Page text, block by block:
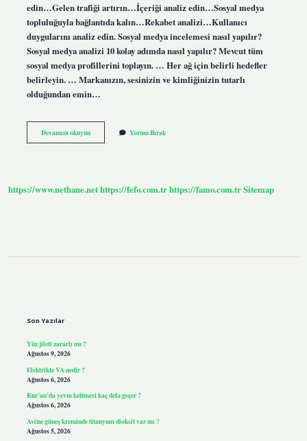
edin…Gelen trafiği artırın…İçeriği analiz edin…Sosyal medya
topluluğuyla bağlantıda kalın…Rekabet analizi…Kullanıcı
duygularını analiz edin. Sosyal medya incelemesi nasıl yapılır?
Sosyal medya analizi 10 kolay adımda nasıl yapılır? Mevcut tüm
sosyal medya profillerini toplayın. … Her ağ için belirli hedefler
belirleyin. … Markanızın, sesinizin ve kimliğinizin tutarlı
olduğundan emin…
Devamını okuyunSosyal
Medya
Yorum Bırak
https://www.nethane.nethttps://fefo.com.trhttps://famo.com.trSitemap
Son Yazılar
Yüz jileti zararlı mı ?
Ağustos 9, 2026
Elektrikte VA nedir ?
Ağustos 6, 2026
Kur’an’da yevm kelimesi kaç defa geçer ?
Ağustos 6, 2026
Avène güneş kreminde titanyum dioksit var mı ?
Ağustos 5, 2026